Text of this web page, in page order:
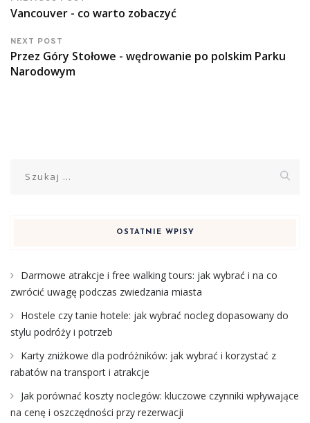
Vancouver - co warto zobaczyć
NEXT POST
Przez Góry Stołowe - wędrowanie po polskim Parku
Narodowym
OSTATNIE WPISY
Darmowe atrakcje i free walking tours: jak wybrać i na co
zwrócić uwagę podczas zwiedzania miasta
Hostele czy tanie hotele: jak wybrać nocleg dopasowany do
stylu podróży i potrzeb
Karty zniżkowe dla podróżników: jak wybrać i korzystać z
rabatów na transport i atrakcje
Jak porównać koszty noclegów: kluczowe czynniki wpływające
na cenę i oszczędności przy rezerwacji